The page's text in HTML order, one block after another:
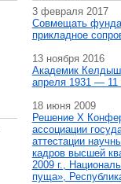
3 февраля 2017
Совмещать
прикладное
13 ноября 2016
Академик
апреля 1931 — 11
18 июня 2009
Решение X
ассоциации
аттестации
кадров высшей
2009 г.,
пуща»,